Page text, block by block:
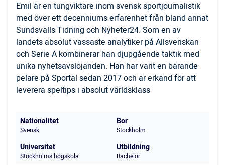
Emil är en tungviktare inom svensk sportjournalistik
med över ett decenniums erfarenhet från bland annat
Sundsvalls Tidning och Nyheter24. Som en av
landets absolut vassaste analytiker på Allsvenskan
och Serie A kombinerar han djupgående taktik med
unika nyhetsavslöjanden. Han har varit en bärande
pelare på Sportal sedan 2017 och är erkänd för att
leverera speltips i absolut världsklass
Nationalitet
Svensk
Bor
Stockholm
Universitet
Stockholms högskola
Utbildning
Bachelor